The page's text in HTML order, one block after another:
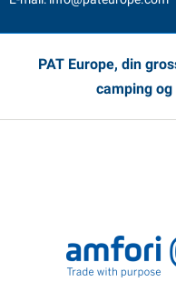
PAT Europe, din
camping